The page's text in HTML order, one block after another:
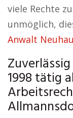
viele Rechte
unmöglich,
Anwalt
1998 tätig